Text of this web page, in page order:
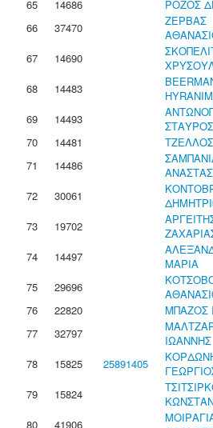
65
14686 ΡΟΖΟΣ
66
37470
ΖΕΡΒΑΣ
67
14690
68
14483
69
14493
ΣΤΑΥΡΟΣ
70
14481
71
14486
72
30061
73
19702
74
14497
ΜΑΡΙΑ
75
29696
76
22820 ΜΠΑΖΟΣ
77
32797
ΙΩΑΝΝΗΣ
78
15825 25891405
79
15824
80
41906